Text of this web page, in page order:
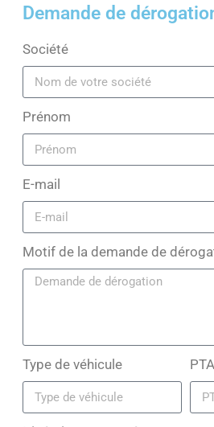
Demande de
Société
Prénom
E-mail
Motif de la demande de
Type de véhicule